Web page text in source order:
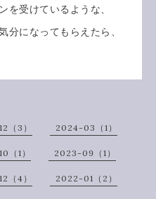
を受けているような、
分になってもらえたら、
（3） 2024-03（1）
（1） 2023-09（1）
（4） 2022-01（2）